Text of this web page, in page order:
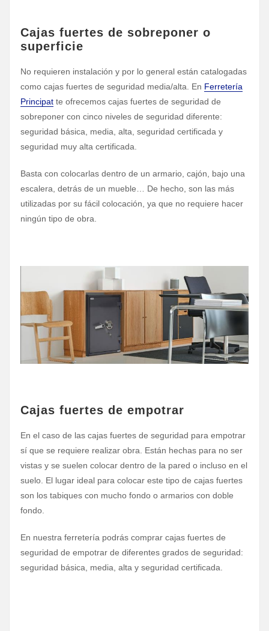
Cajas fuertes de sobreponer o
superficie
No requieren instalación y por lo general están catalogadas
como cajas fuertes de seguridad media/alta. En Ferretería
Principatte ofrecemos cajas fuertes de seguridad de
sobreponer con cinco niveles de seguridad diferente:
seguridad básica, media, alta, seguridad certificada y
seguridad muy alta certificada.
Basta con colocarlas dentro de un armario, cajón, bajo una
escalera, detrás de un mueble… De hecho, son las más
utilizadas por su fácil colocación, ya que no requiere hacer
ningún tipo de obra.
Cajas fuertes de empotrar
En el caso de las cajas fuertes de seguridad para empotrar
sí que se requiere realizar obra. Están hechas para no ser
vistas y se suelen colocar dentro de la pared o incluso en el
suelo. El lugar ideal para colocar este tipo de cajas fuertes
son los tabiques con mucho fondo o armarios con doble
fondo.
En nuestra ferretería podrás comprar cajas fuertes de
seguridad de empotrar de diferentes grados de seguridad:
seguridad básica, media, alta y seguridad certificada.